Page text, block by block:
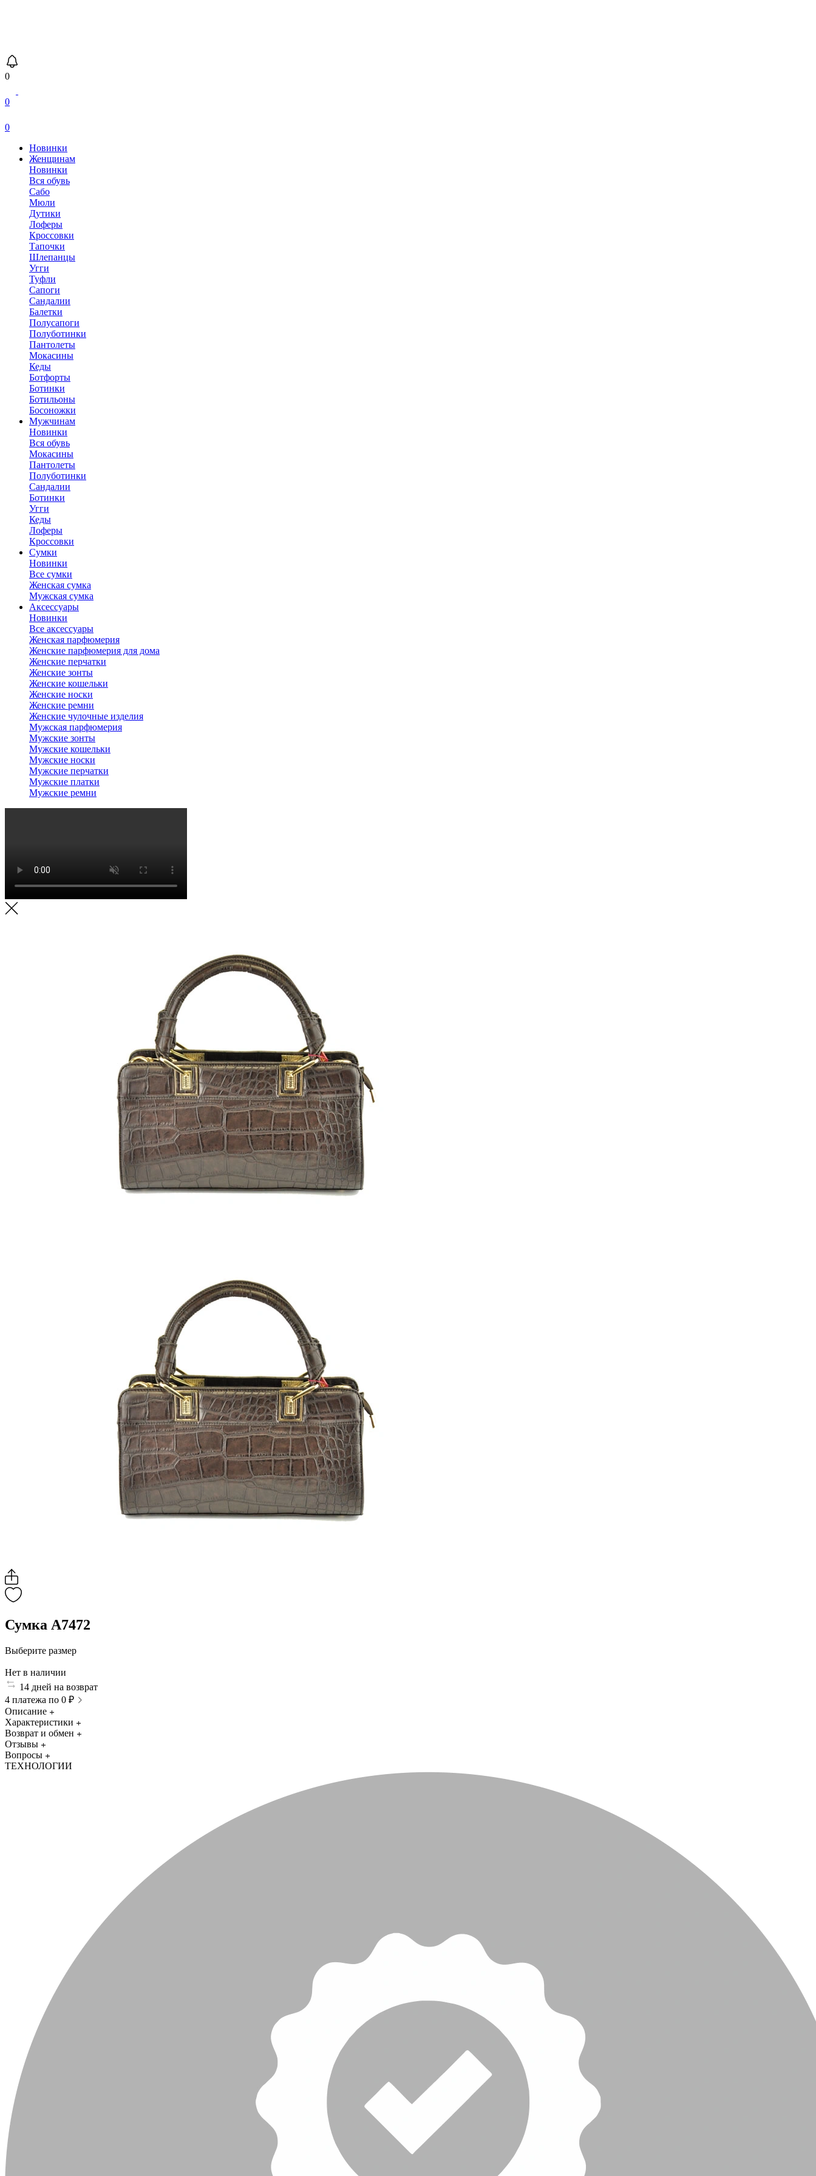
0
0
0
Новинки
Женщинам
Новинки
Вся обувь
Сабо
Мюли
Дутики
Лоферы
Кроссовки
Тапочки
Шлепанцы
Угги
Туфли
Сапоги
Сандалии
Балетки
Полусапоги
Полуботинки
Пантолеты
Мокасины
Кеды
Ботфорты
Ботинки
Ботильоны
Босоножки
Мужчинам
Новинки
Вся обувь
Мокасины
Пантолеты
Полуботинки
Сандалии
Ботинки
Угги
Кеды
Лоферы
Кроссовки
Сумки
Новинки
Все сумки
Женская сумка
Мужская сумка
Аксессуары
Новинки
Все аксессуары
Женская парфюмерия
Женские парфюмерия для дома
Женские перчатки
Женские зонты
Женские кошельки
Женские носки
Женские ремни
Женские чулочные изделия
Мужская парфюмерия
Мужские зонты
Мужские кошельки
Мужские носки
Мужские перчатки
Мужские платки
Мужские ремни
Сумка A7472
Выберите размер
Нет в наличии
14 дней на возврат
4 платежа по 0 ₽
Описание
Характеристики
Возврат и обмен
Отзывы
Вопросы
ТЕХНОЛОГИИ